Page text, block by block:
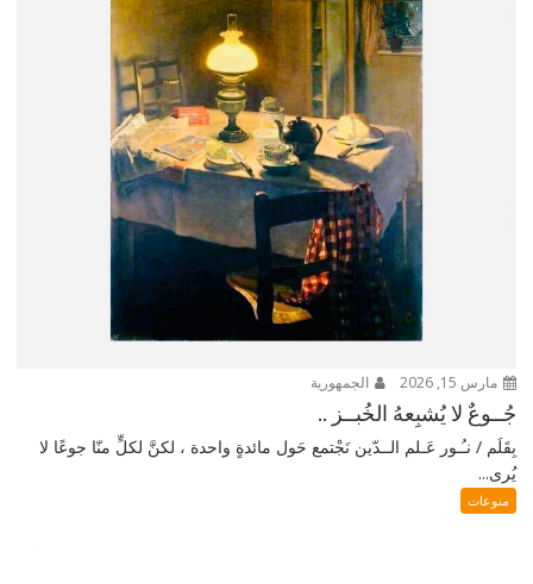
مارس 15, 2026 الجمهورية
جُــوعٌ لا يُشبِعهُ الخُبــز ..
بِقَلَم / نـُـور عَـلم الــدّين نَجْتمع حَول مائدةٍ واحدة ، لكنَّ لكلٍّ منّا جوعًا لا
يُرى...
منوعات